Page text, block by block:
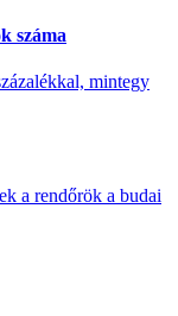
száma
mintegy
a rendőrök a budai